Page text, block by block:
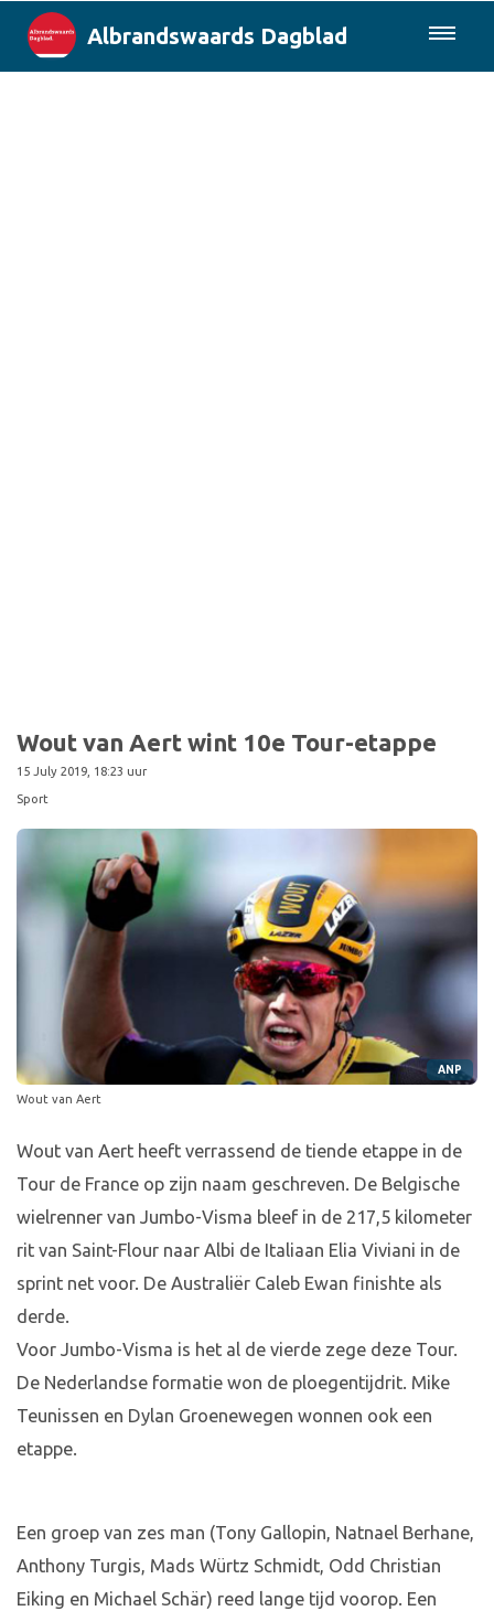
Albrandswaards Dagblad
Wout van Aert wint 10e Tour-etappe
15 July 2019, 18:23 uur
Sport
ANP
Wout van Aert
Wout van Aert heeft verrassend de tiende etappe in de
Tour de France op zijn naam geschreven. De Belgische
wielrenner van Jumbo-Visma bleef in de 217,5 kilometer
rit van Saint-Flour naar Albi de Italiaan Elia Viviani in de
sprint net voor. De Australiër Caleb Ewan finishte als
derde.
Voor Jumbo-Visma is het al de vierde zege deze Tour.
De Nederlandse formatie won de ploegentijdrit. Mike
Teunissen en Dylan Groenewegen wonnen ook een
etappe.
Een groep van zes man (Tony Gallopin, Natnael Berhane,
Anthony Turgis, Mads Würtz Schmidt, Odd Christian
Eiking en Michael Schär) reed lange tijd voorop. Een